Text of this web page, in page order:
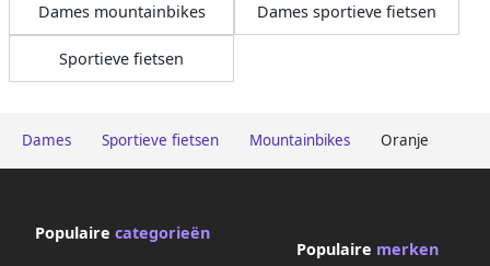
Dames Sportieve fietsen Mountainbikes Oranje
Dames mountainbikes Dames sportieve fietsen
Sportieve fietsen
Populaire categorieën
Populaire merken